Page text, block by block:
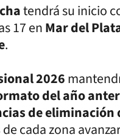
tendrá su inicio
17 enMar del
.
2026
del año
de eliminación
de cada zona